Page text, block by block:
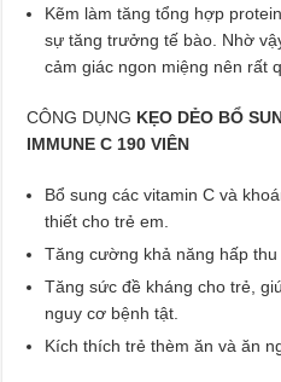
Kẽm làm tăng tổng hợp
sự tăng trưởng tế bào. Nhờ
cảm giác ngon miệng nên rất
CÔNG DỤNG KẸO DẺO BỔ
IMMUNE C 190 VIÊN
Bổ sung các vitamin C và
thiết cho trẻ em.
Tăng cường khả năng hấp
Tăng sức đề kháng cho trẻ,
nguy cơ bệnh tật.
Kích thích trẻ thèm ăn và ăn